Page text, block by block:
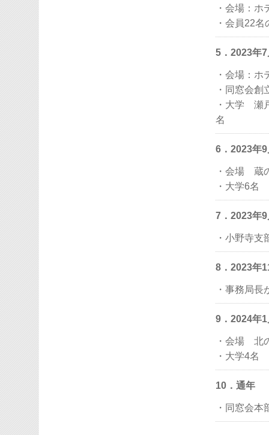
・会場：
・会員22名
5．2023年
・会場：
・同窓会
・大学 瀬
名
6．2023年
・会場 蔵
・大学6名
7．2023年
・小野寺支
8．2023年
・事務局長
9．2024年
・会場 北
・大学4名
10．通年
・同窓会